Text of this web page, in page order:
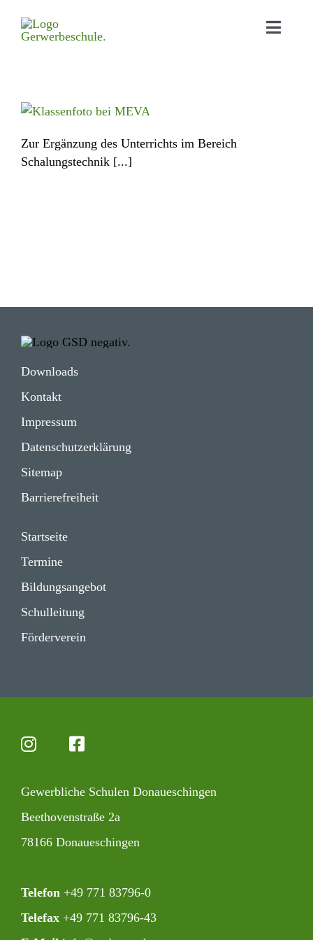
Zur Ergänzung des Unterrichts im Bereich
Schalungstechnik [...]
Down­loads
Kontakt
Impressum
Daten­schutz­er­klä­rung
Sitemap
Barrie­re­frei­heit
Start­seite
Termine
Bildungs­angebot
Schul­lei­tung
Förder­verein
Gewerb­liche Schulen Donaueschingen
Beet­ho­ven­straße 2a
78166 Donaueschingen
Telefon +49 771 83796-0‍
Telefax+49 771 83796-43